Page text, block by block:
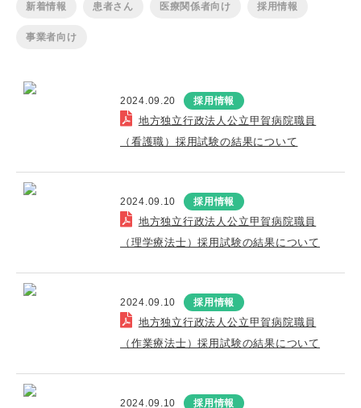
新着情報 患者さん 医療関係者向け 採用情報
事業者向け
2024.09.20 採用情報
地方独立行政法人公立甲賀病院職員
（看護職）採用試験の結果について
2024.09.10 採用情報
地方独立行政法人公立甲賀病院職員
（理学療法士）採用試験の結果について
2024.09.10 採用情報
地方独立行政法人公立甲賀病院職員
（作業療法士）採用試験の結果について
2024.09.10 採用情報